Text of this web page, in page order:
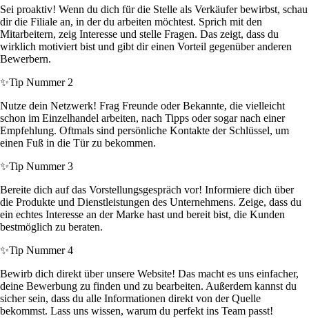
Sei proaktiv! Wenn du dich für die Stelle als Verkäufer bewirbst, schau
dir die Filiale an, in der du arbeiten möchtest. Sprich mit den
Mitarbeitern, zeig Interesse und stelle Fragen. Das zeigt, dass du
wirklich motiviert bist und gibt dir einen Vorteil gegenüber anderen
Bewerbern.
✨Tip Nummer 2
Nutze dein Netzwerk! Frag Freunde oder Bekannte, die vielleicht
schon im Einzelhandel arbeiten, nach Tipps oder sogar nach einer
Empfehlung. Oftmals sind persönliche Kontakte der Schlüssel, um
einen Fuß in die Tür zu bekommen.
✨Tip Nummer 3
Bereite dich auf das Vorstellungsgespräch vor! Informiere dich über
die Produkte und Dienstleistungen des Unternehmens. Zeige, dass du
ein echtes Interesse an der Marke hast und bereit bist, die Kunden
bestmöglich zu beraten.
✨Tip Nummer 4
Bewirb dich direkt über unsere Website! Das macht es uns einfacher,
deine Bewerbung zu finden und zu bearbeiten. Außerdem kannst du
sicher sein, dass du alle Informationen direkt von der Quelle
bekommst. Lass uns wissen, warum du perfekt ins Team passt!